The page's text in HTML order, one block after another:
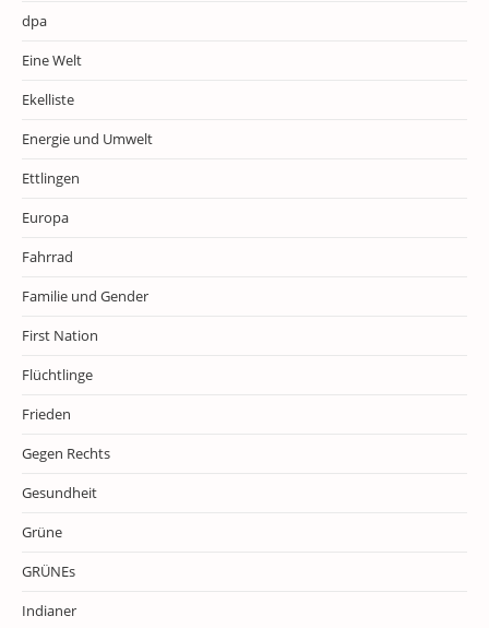
dpa
Eine Welt
Ekelliste
Energie und Umwelt
Ettlingen
Europa
Fahrrad
Familie und Gender
First Nation
Flüchtlinge
Frieden
Gegen Rechts
Gesundheit
Grüne
GRÜNEs
Indianer